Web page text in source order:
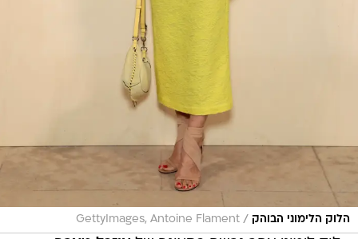
הלוק הלימוני הבוהק /
GettyImages, Antoine Flament